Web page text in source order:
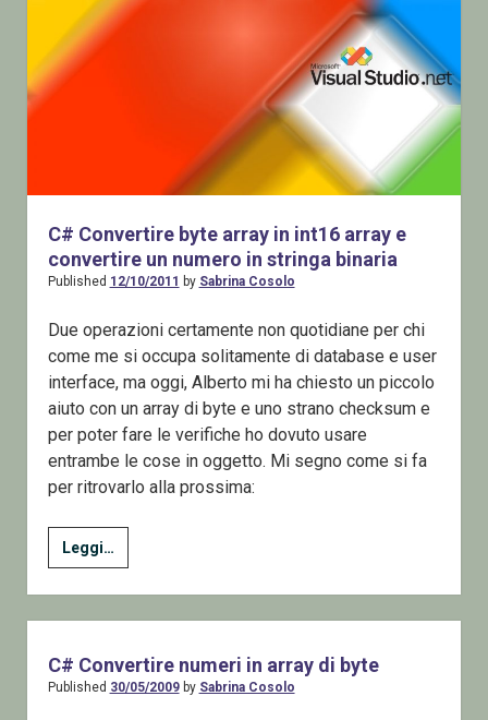
C# Convertire byte array in int16 array e
convertire un numero in stringa binaria
Published 12/10/2011 by Sabrina Cosolo
Due operazioni certamente non quotidiane per chi
come me si occupa solitamente di database e user
interface, ma oggi, Alberto mi ha chiesto un piccolo
aiuto con un array di byte e uno strano checksum e
per poter fare le verifiche ho dovuto usare
entrambe le cose in oggetto. Mi segno come si fa
per ritrovarlo alla prossima:
Leggi…C#
Convertire
byte
array
int16
C# Convertire numeri in array di byte
Published 30/05/2009by Sabrina Cosolo